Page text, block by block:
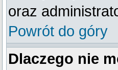
oraz
Powrót do góry
Dlaczego nie